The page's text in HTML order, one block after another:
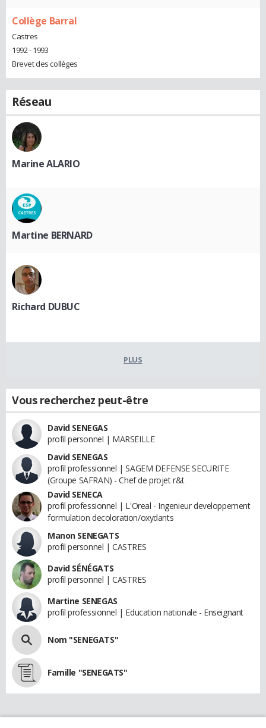
Collège Barral
Castres
1992 - 1993
Brevet des collèges
Réseau
Marine ALARIO
Martine BERNARD
Richard DUBUC
PLUS
Vous recherchez peut-être
David SENEGAS
profil personnel | MARSEILLE
David SENEGAS
profil professionnel | SAGEM DEFENSE SECURITE
(Groupe SAFRAN) - Chef de projet r&t
David SENECA
profil professionnel | L'Oreal - Ingenieur developpement
formulation decoloration/oxydants
Manon SENEGATS
profil personnel | CASTRES
David SÉNÉGATS
profil personnel | CASTRES
Martine SENEGAS
profil professionnel | Education nationale - Enseignant
Nom "SENEGATS"
Famille "SENEGATS"